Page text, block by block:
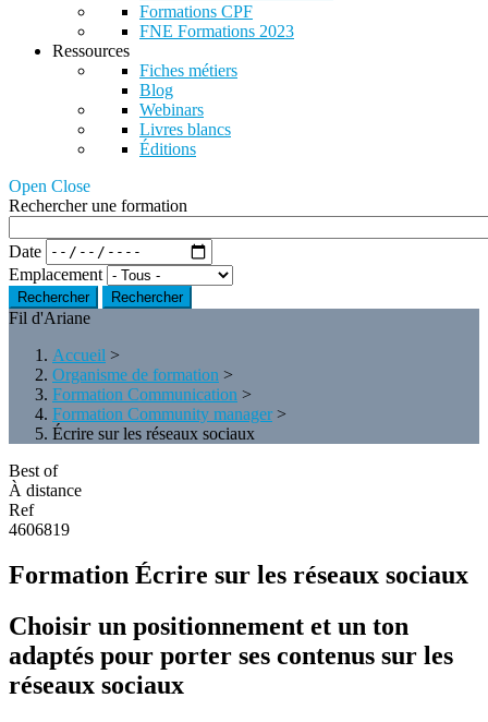
Formations CPF
FNE Formations 2023
Ressources
Fiches métiers
Blog
Webinars
Livres blancs
Éditions
Open Close
Rechercher une formation
Date
Emplacement
Rechercher
Fil d'Ariane
Accueil >
Organisme de formation >
Formation Communication >
Formation Community manager>
Écrire sur les réseaux sociaux
Best of
À distance
Ref
4606819
Formation Écrire sur les réseaux sociaux
Choisir un positionnement et un ton
adaptés pour porter ses contenus sur les
réseaux sociaux